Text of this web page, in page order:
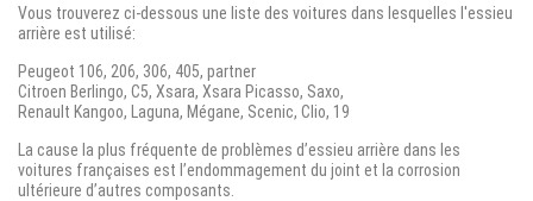
Vous trouverez ci-dessous une liste des voitures dans lesquelles l'essieu
arrière est utilisé:
Peugeot 106, 206, 306, 405, partner
Citroen Berlingo, C5, Xsara, Xsara Picasso, Saxo,
Renault Kangoo, Laguna, Mégane, Scenic, Clio, 19
La cause la plus fréquente de problèmes d’essieu arrière dans les
voitures françaises est l’endommagement du joint et la corrosion
ultérieure d’autres composants.